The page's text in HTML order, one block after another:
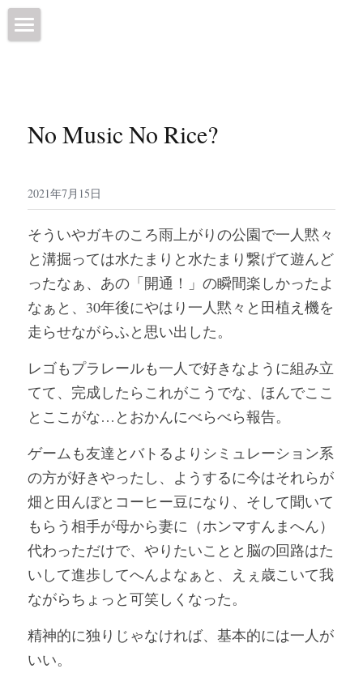
営業情報
焙煎所について
プロフィール
ブログ
SNS
店舗情報
POWERED BY
No Music No Rice?
2021年7月15日
そういやガキのころ雨上がりの公園で一人黙々
と溝掘っては水たまりと水たまり繋げて遊んど
ったなぁ、あの「開通！」の瞬間楽しかったよ
なぁと、30年後にやはり一人黙々と田植え機を
走らせながらふと思い出した。
レゴもプラレールも一人で好きなように組み立
てて、完成したらこれがこうでな、ほんでここ
とここがな…とおかんにべらべら報告。
ゲームも友達とバトるよりシミュレーション系
の方が好きやったし、ようするに今はそれらが
畑と田んぼとコーヒー豆になり、そして聞いて
もらう相手が母から妻に（ホンマすんまへん）
代わっただけで、やりたいことと脳の回路はた
いして進歩してへんよなぁと、えぇ歳こいて我
ながらちょっと可笑しくなった。
精神的に独りじゃなければ、基本的には一人が
いい。